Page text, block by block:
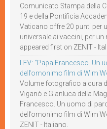
Comunicato Stampa della
19 e della Pontificia
Vaticano offre 20 punti per
universale ai vaccini, per
appeared first on ZENIT -
LEV: “Papa Francesco. Un
dell’omonimo film di Wim
Volume fotografico a cura
Viganò e Gianluca della
Francesco. Un uomo di
dell’omonimo film di Wim
ZENIT - Italiano.